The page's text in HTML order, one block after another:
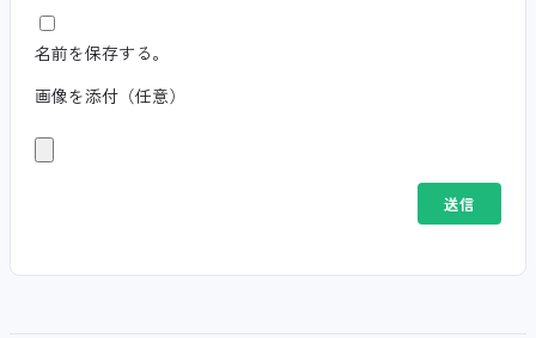
名前を保存する。
画像を添付（任意）